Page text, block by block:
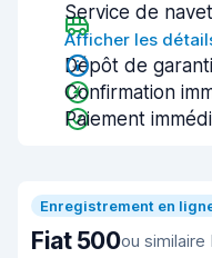
Service de
Afficher les
Dépôt de
Confirmation
Paiement
Enregistrement en
Fiat 500ou similaire